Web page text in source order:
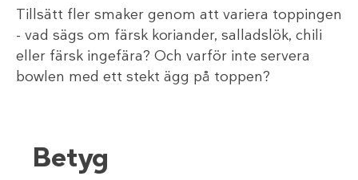
Tillsätt fler smaker genom att variera toppingen
- vad sägs om färsk koriander, salladslök, chili
eller färsk ingefära? Och varför inte servera
bowlen med ett stekt ägg på toppen?
Betyg